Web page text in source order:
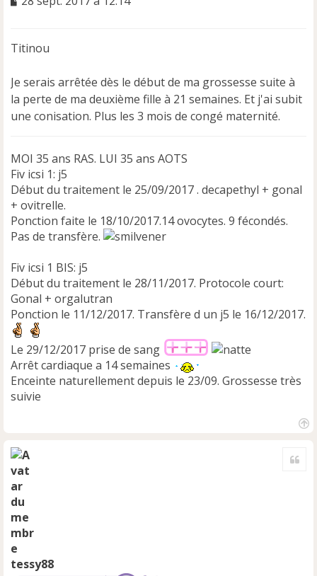
s
a
e
n
o
n
Titinou
Je serais arrêtée dès le début de ma grossesse suite à
la perte de ma deuxième fille à 21 semaines. Et j'ai subit
une conisation. Plus les 3 mois de congé maternité.
MOI 35 ans RAS. LUI 35 ans AOTS
Fiv icsi 1: j5
Début du traitement le 25/09/2017 . decapethyl + gonal
+ ovitrelle.
Ponction faite le 18/10/2017.14 ovocytes. 9 fécondés.
Pas de transfère.
Fiv icsi 1 BIS: j5
Début du traitement le 28/11/2017. Protocole court:
Gonal + orgalutran
Ponction le 11/12/2017. Transfère d un j5 le 16/12/2017.
Le 29/12/2017 prise de sang
Arrêt cardiaque a 14 semaines
Enceinte naturellement depuis le 23/09. Grossesse très
suivie
tessy88